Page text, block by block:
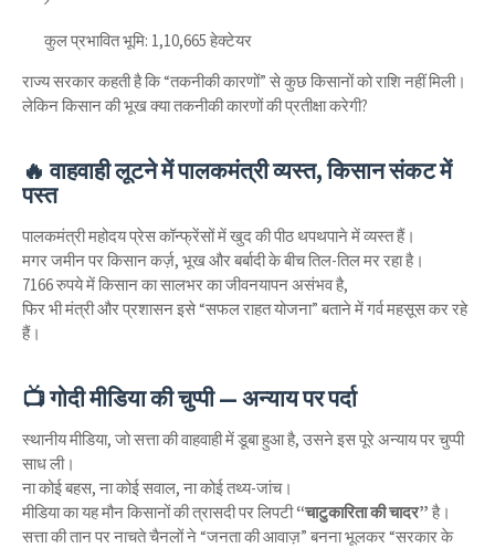
कुल प्रभावित भूमि: 1,10,665 हेक्टेयर
राज्य सरकार कहती है कि “तकनीकी कारणों” से कुछ किसानों को राशि नहीं मिली।
लेकिन किसान की भूख क्या तकनीकी कारणों की प्रतीक्षा करेगी?
🔥 वाहवाही लूटने में पालकमंत्री व्यस्त, किसान संकट में
पस्त
पालकमंत्री महोदय प्रेस कॉन्फ्रेंसों में खुद की पीठ थपथपाने में व्यस्त हैं।
मगर जमीन पर किसान कर्ज़, भूख और बर्बादी के बीच तिल-तिल मर रहा है।
7166 रुपये में किसान का सालभर का जीवनयापन असंभव है,
फिर भी मंत्री और प्रशासन इसे “सफल राहत योजना” बताने में गर्व महसूस कर रहे
हैं।
📺 गोदी मीडिया की चुप्पी — अन्याय पर पर्दा
स्थानीय मीडिया, जो सत्ता की वाहवाही में डूबा हुआ है, उसने इस पूरे अन्याय पर चुप्पी
साध ली।
ना कोई बहस, ना कोई सवाल, ना कोई तथ्य-जांच।
मीडिया का यह मौन किसानों की त्रासदी पर लिपटी“चाटुकारिता की चादर” है।
सत्ता की तान पर नाचते चैनलों ने “जनता की आवाज़” बनना भूलकर “सरकार के